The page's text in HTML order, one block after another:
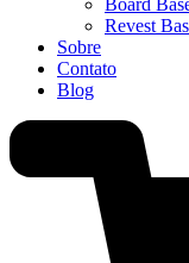
Board
Revest
Sobre
Contato
Blog